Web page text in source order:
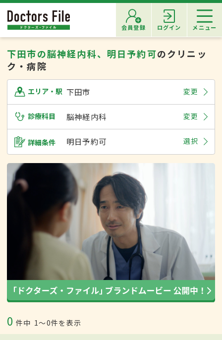
会員登録 ログイン メニュー
下田市の脳神経内科、明日予約可のクリニッ
ク・病院
エリア・駅 下田市 変更
診療科目 脳神経内科 変更
詳細条件 明日予約可 選択
0 件中 1〜0件を表示